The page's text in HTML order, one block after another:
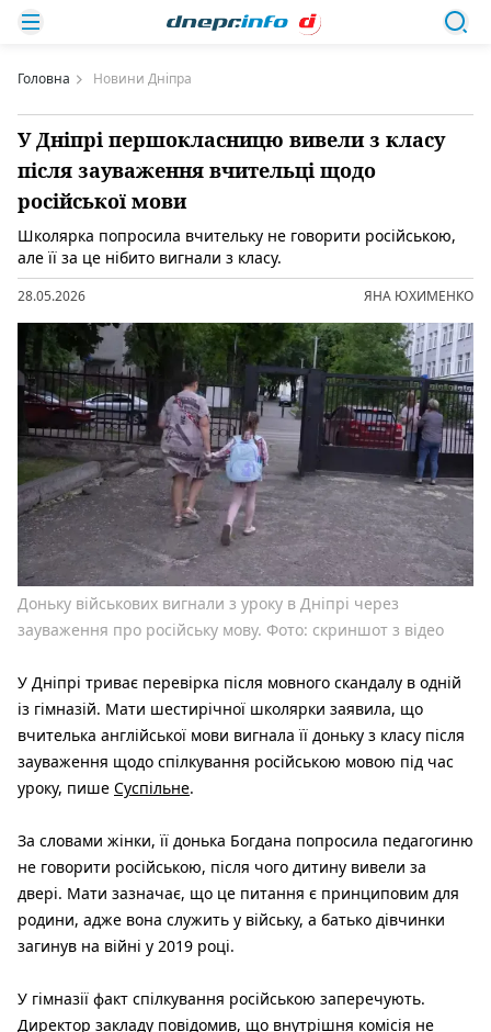
Головна Новини Дніпра
У Дніпрі першокласницю вивели з класу
після зауваження вчительці щодо
російської мови
Школярка попросила вчительку не говорити російською,
але її за це нібито вигнали з класу.
28.05.2026 ЯНА ЮХИМЕНКО
Доньку військових вигнали з уроку в Дніпрі через
зауваження про російську мову. Фото: скриншот з відео
У Дніпрі триває перевірка після мовного скандалу в одній
із гімназій. Мати шестирічної школярки заявила, що
вчителька англійської мови вигнала її доньку з класу після
зауваження щодо спілкування російською мовою під час
уроку, пише Суспільне.
За словами жінки, її донька Богдана попросила педагогиню
не говорити російською, після чого дитину вивели за
двері. Мати зазначає, що це питання є принциповим для
родини, адже вона служить у війську, а батько дівчинки
загинув на війні у 2019 році.
У гімназії факт спілкування російською заперечують.
Директор закладу повідомив, що внутрішня комісія не